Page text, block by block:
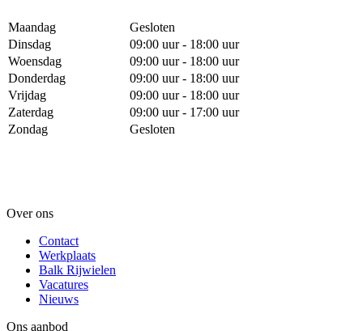
Maandag
Gesloten
Dinsdag
09:00 uur - 18:00 uur
Woensdag
09:00 uur - 18:00 uur
Donderdag
09:00 uur - 18:00 uur
Vrijdag
09:00 uur - 18:00 uur
Zaterdag
09:00 uur - 17:00 uur
Zondag
Gesloten
Over ons
Contact
Werkplaats
Balk Rijwielen
Vacatures
Nieuws
Ons aanbod